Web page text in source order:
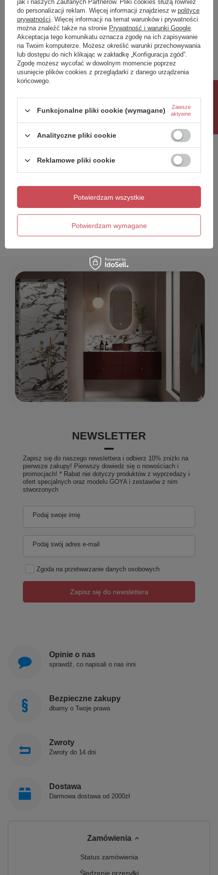
Twoja ocena:
5/5
Treść twojej opinii
Dodaj własne zdjęcie produktu:
Wyślij opinię
NEWSLETTER
Zapisz się do naszego newslettera i odbierz 10% zniżki na
pierwsze zakupy! Pierwszy dowiedz się o nowościach i
promocjach! * Rabat nie dotyczy produktów z wyprzedaży i
ofert specjalnych oraz modelu GOYA i zestawów z nim
stworzonych
Podaj swoje imię
Podaj swój adres e-mail
Zgoda na przetwarzanie danych osobowych
Zapisz się do newslettera
Opinie o nas
sprawdź, co napisali o nas inni
Bezpieczne zakupy
dbamy o Twoje prawa
Zwroty
Zwroty do 14 dni
Dostawa
Darmowa dostawa od 2000zł
Zamówienia
Status zamówienia
Śledzenie przesyłki
jak i naszych Zaufanych Partnerów. Pliki cookies służą również
do personalizacji reklam. Więcej informacji znajdziesz w polityce
prywatności . Więcej informacji na temat warunków i prywatności
można znaleźć także na stronie Prywatność i warunki Google
Akceptacja tego komunikatu oznacza zgodę na ich zapisywanie
na Twoim komputerze. Możesz określić warunki przechowywania
lub dostępu do nich klikając w zakładkę „Konfiguracja zgód”.
Zgodę możesz wycofać w dowolnym momencie poprzez
usunięcie plików cookies z przeglądarki z danego urządzenia
końcowego.
Funkcjonalne pliki cookie (wymagane)
Zawsze
aktywne
Analityczne pliki cookie
Reklamowe pliki cookie
Potwierdzam wymagane
Potwierdzam wszystkie